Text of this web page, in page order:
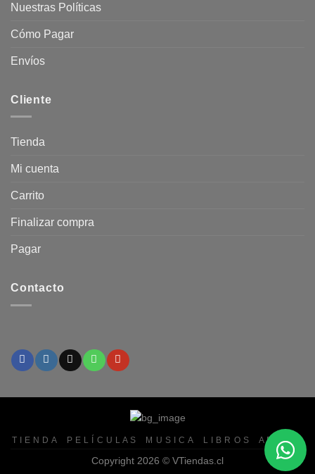
Nuestras Políticas
Cómo Pagar
Envíos
Cliente
Tienda
Mi cuenta
Carrito
Finalizar compra
Pagar
Contacto
T I E N D A P E L Í C U L A S M U S I C A L I B R O S A F I N E S
Copyright 2026 © VTiendas.cl